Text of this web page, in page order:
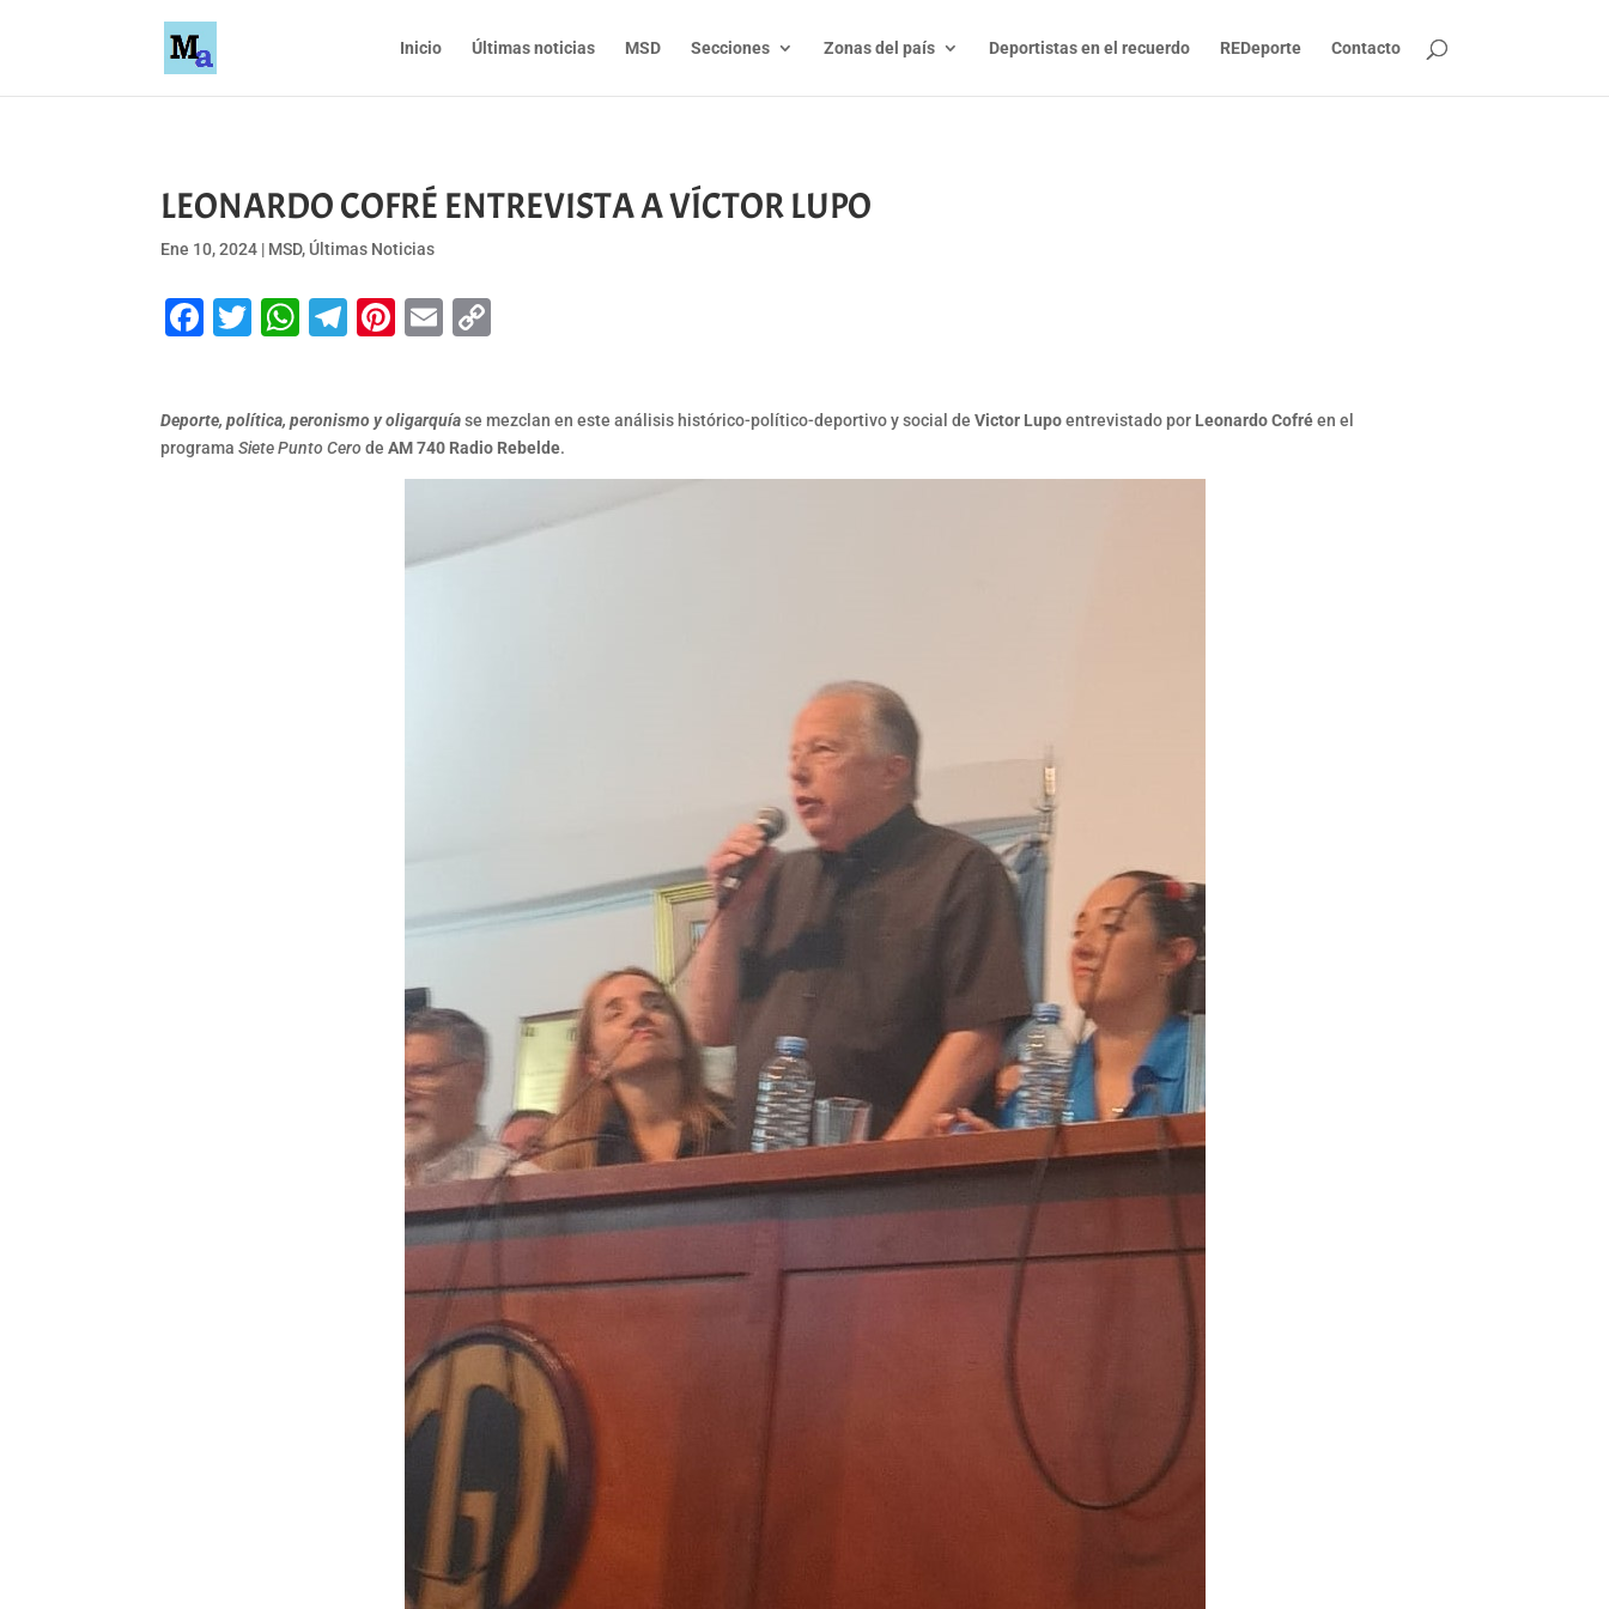
Inicio Últimas noticias MSD Secciones Zonas del país Deportistas en el recuerdo REDeporte Contacto
LEONARDO COFRÉ ENTREVISTA A VÍCTOR LUPO
Ene 10, 2024 | MSD, Últimas Noticias
Facebook
Twitter
WhatsApp
Telegram
Pinterest
Email
Deporte, política, peronismo y oligarquíase mezclan en este análisis histórico-político-deportivo y social deVictor Lupoentrevistado por Leonardo Cofréen el
programaSiete Punto Cero deAM 740 Radio Rebelde.